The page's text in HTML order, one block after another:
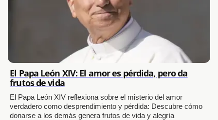
El Papa León XIV: El amor es pérdida, pero da
frutos de vida
El Papa León XIV reflexiona sobre el misterio del amor
verdadero como desprendimiento y pérdida: Descubre cómo
donarse a los demás genera frutos de vida y alegría